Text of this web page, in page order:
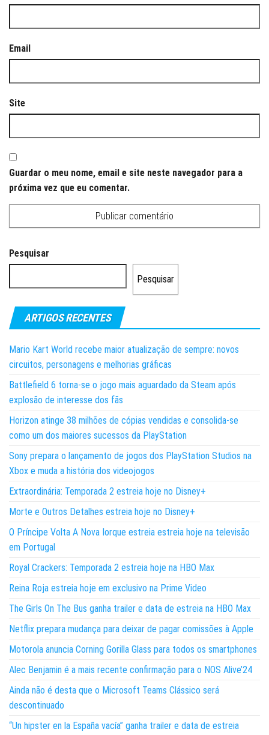
Email
Site
Guardar o meu nome, email e site neste navegador para a
próxima vez que eu comentar.
Pesquisar
Pesquisar
ARTIGOS RECENTES
Mario Kart World recebe maior atualização de sempre: novos
circuitos, personagens e melhorias gráficas
Battlefield 6 torna-se o jogo mais aguardado da Steam após
explosão de interesse dos fãs
Horizon atinge 38 milhões de cópias vendidas e consolida-se
como um dos maiores sucessos da PlayStation
Sony prepara o lançamento de jogos dos PlayStation Studios na
Xbox e muda a história dos videojogos
Extraordinária: Temporada 2 estreia hoje no Disney+
Morte e Outros Detalhes estreia hoje no Disney+
O Príncipe Volta A Nova Iorque estreia estreia hoje na televisão
em Portugal
Royal Crackers: Temporada 2 estreia hoje na HBO Max
Reina Roja estreia hoje em exclusivo na Prime Video
The Girls On The Bus ganha trailer e data de estreia na HBO Max
Netflix prepara mudança para deixar de pagar comissões à Apple
Motorola anuncia Corning Gorilla Glass para todos os smartphones
Alec Benjamin é a mais recente confirmação para o NOS Alive’24
Ainda não é desta que o Microsoft Teams Clássico será
descontinuado
“Un hipster en la España vacía” ganha trailer e data de estreia